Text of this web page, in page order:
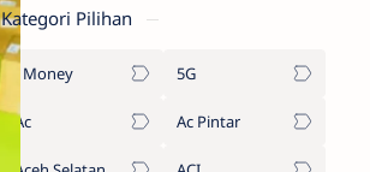
Kategori Pilihan
1Money 5G
Ac Ac Pintar